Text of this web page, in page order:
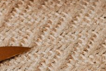
Luxus Cinza 2,20 x 2,40 m